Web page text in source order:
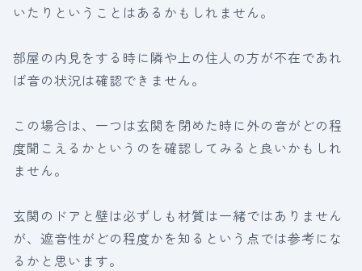
いたりということはあるかもしれません。
部屋の内見をする時に隣や上の住人の方が不在であれ
ば音の状況は確認できません。
この場合は、一つは玄関を閉めた時に外の音がどの程
度聞こえるかというのを確認してみると良いかもしれ
ません。
玄関のドアと壁は必ずしも材質は一緒ではありません
が、遮音性がどの程度かを知るという点では参考にな
るかと思います。